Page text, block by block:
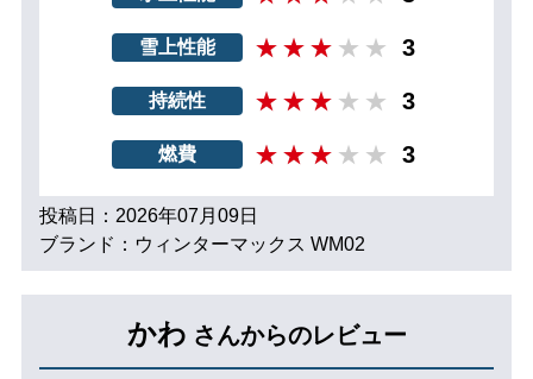
雪上性能 3
持続性 3
燃費 3
投稿日：2026年07月09日
ブランド：ウィンターマックス WM02
かわ さんからのレビュー